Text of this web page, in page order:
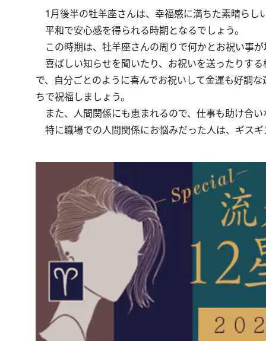
1月後半の牡羊座さんは、幸福感に満ちた素晴らし
平和で安心感を得られる時期となるでしょう。
この時期は、牡羊座さんの周りで何かとお祝い事
喜ばしい知らせを聞いたり、お祝いを送ったりす
で、自分ごとのように喜んでお祝いして金運も好調
ちで祝福しましょう。
また、人間関係にも恵まれるので、仕事も助け合
特に職場での人間関係にお悩みだった人は、ギス